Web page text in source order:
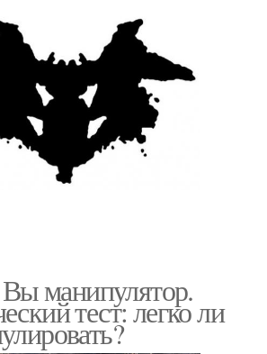
манипулятор.
тест: легко ли